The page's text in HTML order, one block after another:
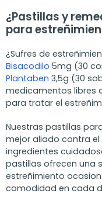
¿Pastillas y
para
¿Sufres de
Bisacodilo 5mg (30
Plantaben 3,5g (30
medicamentos libres
para tratar el
Nuestras pastillas
mejor aliado contra
ingredientes
pastillas ofrecen una
estreñimiento
comodidad en cada